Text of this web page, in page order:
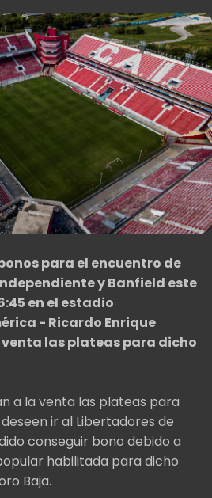
para el encuentro de
y Banfield este
en el estadio
- Ricardo Enrique
las plateas para dicho
a la venta las plateas para
ir al Libertadores de
conseguir bono debido a
habilitada para dicho
Baja.